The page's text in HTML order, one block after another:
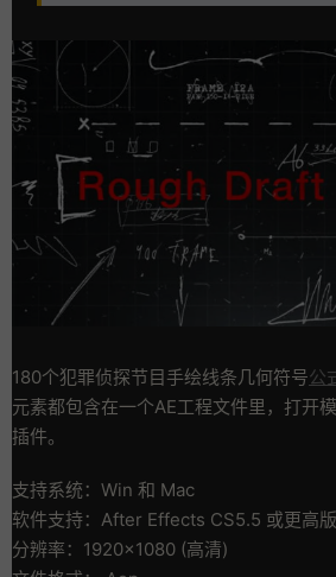
180个犯罪侦探节目手绘线条几何符号公
元素都包含在一个AE工程文件里，打开
插件。
支持系统：Win 和 Mac
软件支持：After Effects CS5.5 或更高
分辨率：1920×1080 (高清)